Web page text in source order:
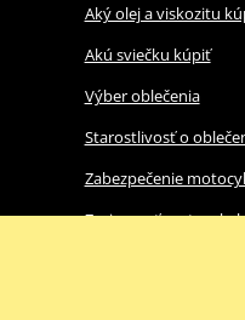
Aký olej a viskozitu
Akú sviečku kúpiť
Výber oblečenia
Starostlivosť o
Zabezpečenie
Zazimovať motocykel